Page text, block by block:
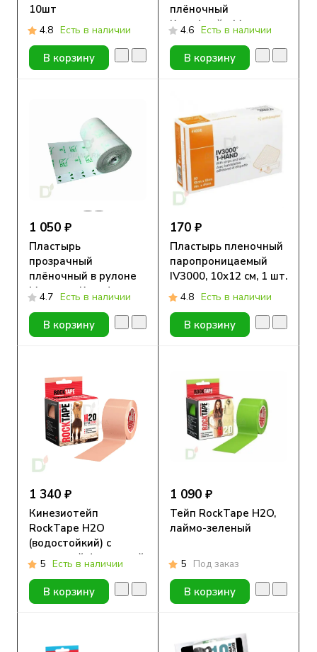
10шт
4.8 Есть в наличии
В корзину
плёночный
Круофрейм Медитек
с подушечкой, 6x7см
4.6 Есть в наличии
В корзину
1 050 ₽
Пластырь
прозрачный
плёночный в рулоне
Медитек Круофильм,
10см х 10м
4.7 Есть в наличии
В корзину
170 ₽
Пластырь пленочный
паропроницаемый
IV3000, 10x12 см, 1 шт.
4.8 Есть в наличии
В корзину
1 340 ₽
Кинезиотейп
RockTape H2O
(водостойкий) с
усиленной фиксацией
бежевый, 5 см х 5 м
5 Есть в наличии
В корзину
1 090 ₽
Тейп RockTape H2O,
лаймо-зеленый
5 Под заказ
В корзину